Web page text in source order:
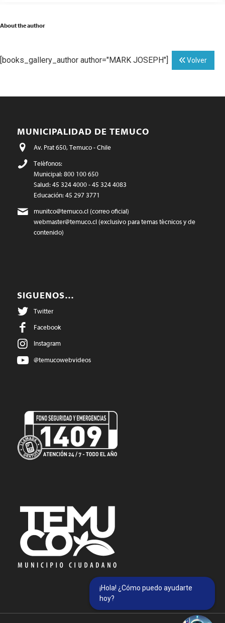
About the author
[books_gallery_author author="MARK JOSEPH"] Volver
MUNICIPALIDAD DE TEMUCO
Av. Prat 650, Temuco - Chile
Teléfonos:
Municipal: 800 100 650
Salud: 45 324 4000 - 45 324 4083
Educación: 45 297 3771
munitco@temuco.cl(correo oficial)
webmaster@temuco.cl(exclusivo para temas técnicos y de
contenido)
SIGUENOS…
Twitter
Facebook
Instagram
@temucowebvideos
¡Hola! ¿Cómo puedo ayudarte
hoy?